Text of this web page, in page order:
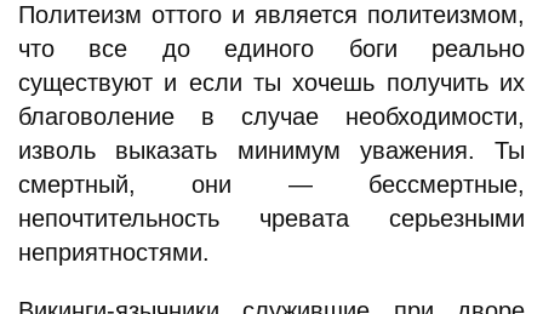
Политеизм оттого и является политеизмом,
что все до единого боги реально
существуют и если ты хочешь получить их
благоволение в случае необходимости,
изволь выказать минимум уважения. Ты
смертный, они — бессмертные,
непочтительность чревата серьезными
неприятностями.